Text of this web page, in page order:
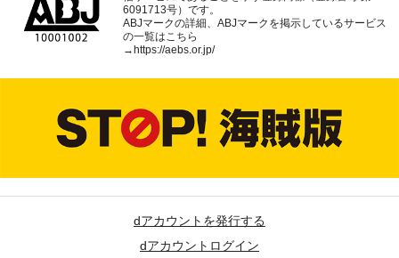
6091713号）です。
ABJマークの詳細、ABJマークを掲示しているサービス
の一覧はこちら
→ https://aebs.or.jp/
dアカウントを発行する
dアカウントログイン